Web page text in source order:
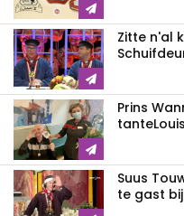
Zitte n'al
Prins
Suus
te gast